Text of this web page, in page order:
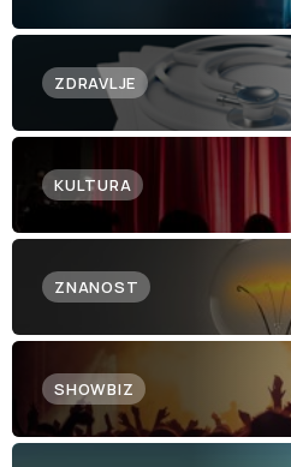
ZDRAVLJE
KULTURA
ZNANOST
SHOWBIZ